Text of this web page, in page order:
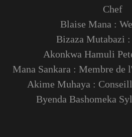
Chef
Blaise Mana :
Bizaza Mutabazi
Akonkwa Hamuli
Mana Sankara : Membre de
Akime Muhaya :
Byenda Bashomeka